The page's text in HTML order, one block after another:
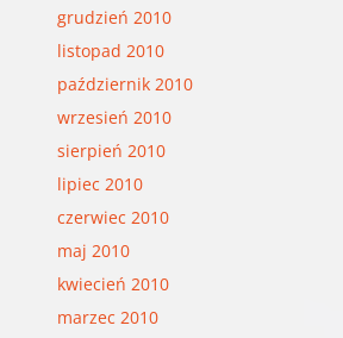
grudzień 2010
listopad 2010
październik 2010
wrzesień 2010
sierpień 2010
lipiec 2010
czerwiec 2010
maj 2010
kwiecień 2010
marzec 2010